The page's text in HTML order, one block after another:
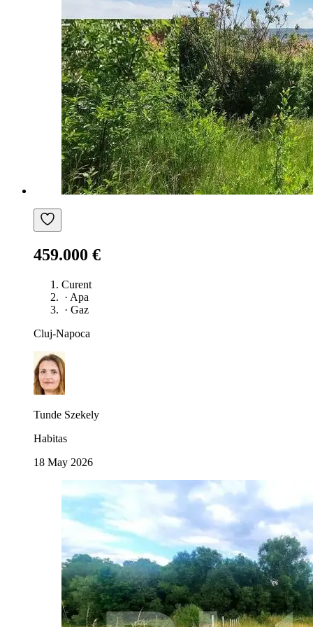
459.000 €
Curent
· Apa
· Gaz
Cluj-Napoca
Tunde Szekely
Habitas
18 May 2026